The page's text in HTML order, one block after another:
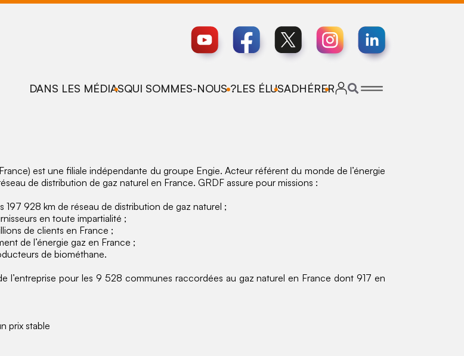
DANS LES MÉDIASQUI SOMMES-NOUS ?LES ÉLUSADHÉRER
est une filiale indépendante du groupe Engie. Acteur référent du monde de l’énergie
de distribution de gaz naturel en France. GRDF assure pour missions :
197 928 km de réseau de distribution de gaz naturel ;
en toute impartialité ;
de clients en France ;
de l’énergie gaz en France ;
de biométhane.
l’entreprise pour les 9 528 communes raccordées au gaz naturel en France dont 917 en
prix stable